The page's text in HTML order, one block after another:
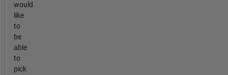
would
like
to
be
able
to
pick